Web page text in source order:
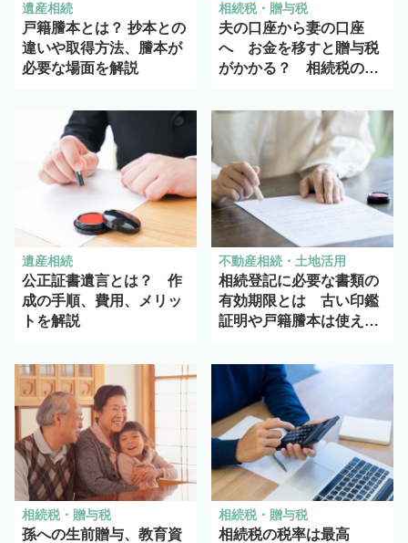
遺産相続
戸籍謄本とは？ 抄本との
違いや取得方法、謄本が
必要な場面を解説
相続税・贈与税
夫の口座から妻の口座
へ お金を移すと贈与税
がかかる？ 相続税の課
遺産相続
公正証書遺言とは？ 作
成の手順、費用、メリッ
トを解説
不動産相続・土地活用
相続登記に必要な書類の
有効期限とは 古い印鑑
証明や戸籍謄本は使え
相続税・贈与税
孫への生前贈与、教育資
相続税・贈与税
相続税の税率は最高